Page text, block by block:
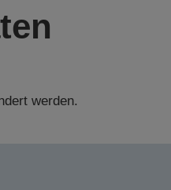
werden.